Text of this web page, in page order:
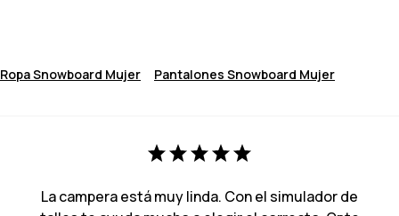
Ropa Snowboard Mujer Pantalones Snowboard Mujer
La campera está muy linda. Con el simulador de